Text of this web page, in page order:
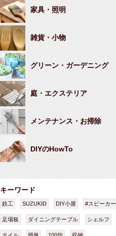
家具・照明
雑貨・小物
グリーン・ガーデニング
庭・エクステリア
メンテナンス・お掃除
DIYのHowTo
キーワード
鉄工 SUZUKID DIY小屋 #スピーカー
足場板 ダイニングテーブル シェルフ